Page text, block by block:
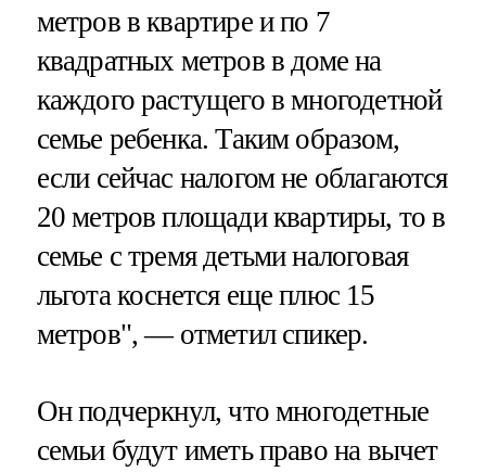
метров в квартире и по 7
квадратных метров в доме на
каждого растущего в многодетной
семье ребенка. Таким образом,
если сейчас налогом не облагаются
20 метров площади квартиры, то в
семье с тремя детьми налоговая
льгота коснется еще плюс 15
метров", — отметил спикер.
Он подчеркнул, что многодетные
семьи будут иметь право на вычет